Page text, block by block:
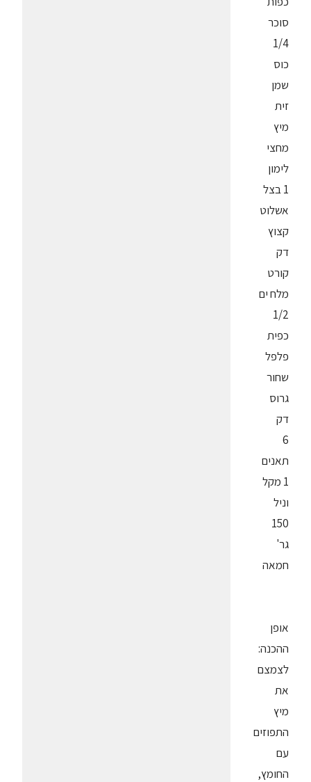
סוכר
1/4
כוס
שמן
זית
מיץ
מחצי
לימון
1 בצל
אשלוט
קצוץ
דק
קורט
מלח ים
1/2
כפית
פלפל
שחור
גרוס
דק
6
תאנים
1 מקל
וניל
150
גר'
חמאה
אופן
ההכנה:
לצמצם
את
מיץ
התפוזים
עם
החומץ,